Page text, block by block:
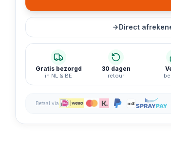
Display
linkerzijkant · Engels Display
· Schade linkerzijkant · Engels Display Direct
Gratis bezorgd
in NL & BE
30 dagen
retour
Betaal via